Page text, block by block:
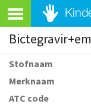
Stofnaam
Merknaam
ATC code